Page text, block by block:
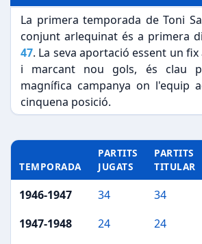
La primera temporada de Toni
conjunt arlequinat és a primera
47. La seva aportació essent un
i marcant nou gols, és clau
magnífica campanya on l'equip
cinquena posició.
TEMPORADA
PARTITS
JUGATS
PARTITS
TITULAR
1946-1947 34 34
1947-1948
24 24